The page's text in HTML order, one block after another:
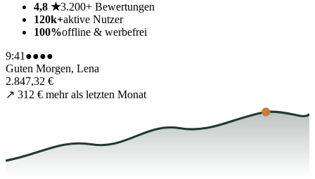
4,8 ★3.200+ Bewertungen
120k+aktive Nutzer
100%offline & werbefrei
9:41 ●●●●
Guten Morgen, Lena
2.847,32 €
↗ 312 € mehr als letzten Monat